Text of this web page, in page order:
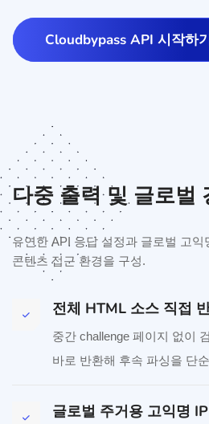
Cloudbypass API 시작하
다중 출력 및 글로벌
유연한 API 응답 설정과 글로벌 고
콘텐츠 접근 환경을 구성.
전체 HTML 소스 직접
중간 challenge 페이지 없이
바로 반환해 후속 파싱을 단
글로벌 주거용 고익명